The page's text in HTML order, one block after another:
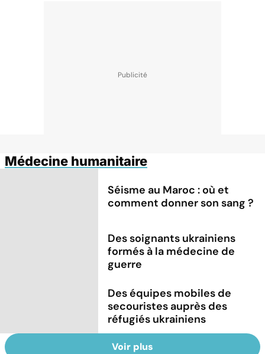
Médecine humanitaire
Séisme au Maroc : où et
comment donner son sang ?
Des soignants ukrainiens
formés à la médecine de
guerre
Des équipes mobiles de
secouristes auprès des
réfugiés ukrainiens
Voir plus